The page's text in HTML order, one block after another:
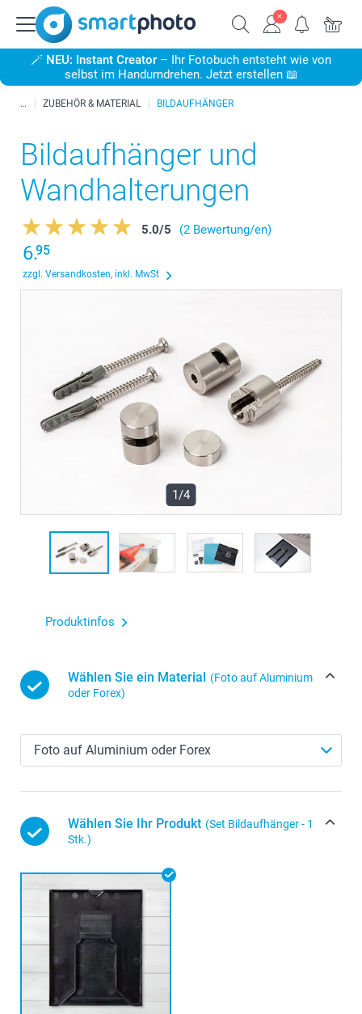
🪄 NEU: Instant Creator – Ihr Fotobuch entsteht wie von
selbst im Handumdrehen. Jetzt erstellen 📖
ZUBEHÖR & MATERIAL BILDAUFHÄNGER
Bildaufhänger und
Wandhalterungen
5.0/5 (2 Bewertung/en)
6.95
zzgl. Versandkosten, inkl. MwSt
1/4
Produktinfos
Wählen Sie ein Material (Foto auf Aluminium
oder Forex)
Wählen Sie Ihr Produkt (Set Bildaufhänger - 1
Stk.)